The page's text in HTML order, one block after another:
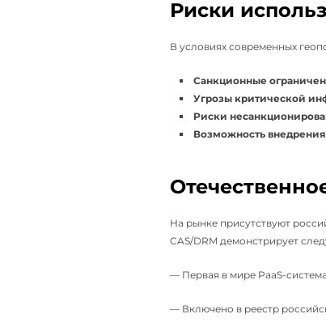
Риски
В условиях современных
Санкционные
Угрозы критической
Риски
Возможность
На рынке присутствуют
CAS/DRM демонстрирует
— Первая в мире PaaS-
— Включено в реестр